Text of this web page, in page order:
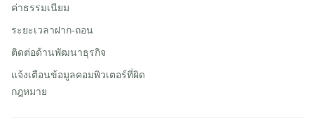
ค่าธรรมเนียม
ระยะเวลาฝาก-ถอน
ติดต่อด้านพัฒนาธุรกิจ
แจ้งเตือนข้อมูลคอมพิวเตอร์ที่ผิด
กฎหมาย